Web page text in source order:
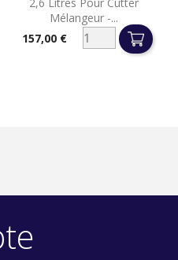
Mélangeur -...
Prix157,00 €